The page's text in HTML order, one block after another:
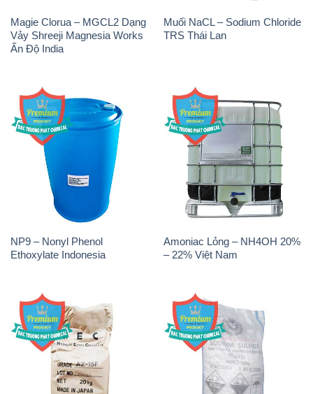
Magie Clorua – MGCL2 Dạng
Vảy Shreeji Magnesia Works
Ấn Độ India
Muối NaCL – Sodium Chloride
TRS Thái Lan
NP9 – Nonyl Phenol
Ethoxylate Indonesia
Amoniac Lỏng – NH4OH 20%
– 22% Việt Nam